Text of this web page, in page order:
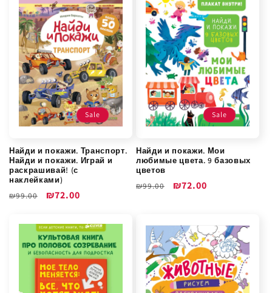
Sale
Найди и покажи. Транспорт.
Найди и покажи. Играй и
раскрашивай! (с
наклейками)
Обычная
₪99.00
Цена
скидкой
₪72.00
Sale
Найди и покажи. Мои
любимые цвета. 9 базовых
цветов
Обычная
₪99.00
Цена
₪72.00